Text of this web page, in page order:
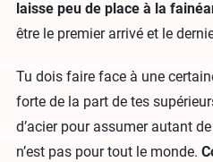
laisse peu de place à la
être le premier arrivé et le
Tu dois faire face à une
forte de la part de tes
d’acier pour assumer autant
n’est pas pour tout le monde.